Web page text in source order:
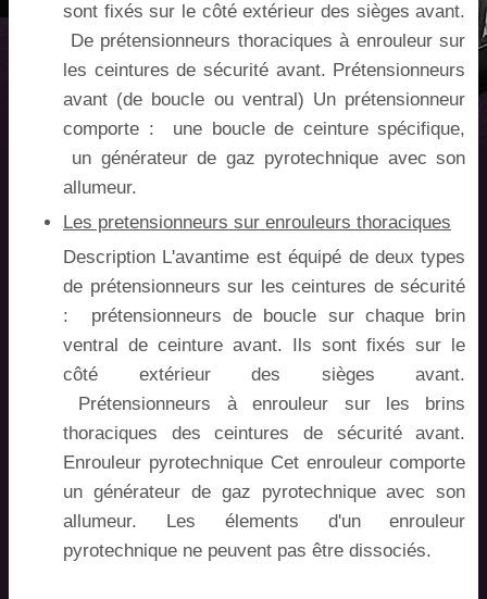
sont fixés sur le côté extérieur des sièges avant.
De prétensionneurs thoraciques à enrouleur sur
les ceintures de sécurité avant. Prétensionneurs
avant (de boucle ou ventral) Un prétensionneur
comporte : une boucle de ceinture spécifique,
un générateur de gaz pyrotechnique avec son
allumeur.
Les pretensionneurs sur enrouleurs thoraciques
Description L'avantime est équipé de deux types
de prétensionneurs sur les ceintures de sécurité
: prétensionneurs de boucle sur chaque brin
ventral de ceinture avant. Ils sont fixés sur le
côté extérieur des sièges avant.
Prétensionneurs à enrouleur sur les brins
thoraciques des ceintures de sécurité avant.
Enrouleur pyrotechnique Cet enrouleur comporte
un générateur de gaz pyrotechnique avec son
allumeur. Les élements d'un enrouleur
pyrotechnique ne peuvent pas être dissociés.